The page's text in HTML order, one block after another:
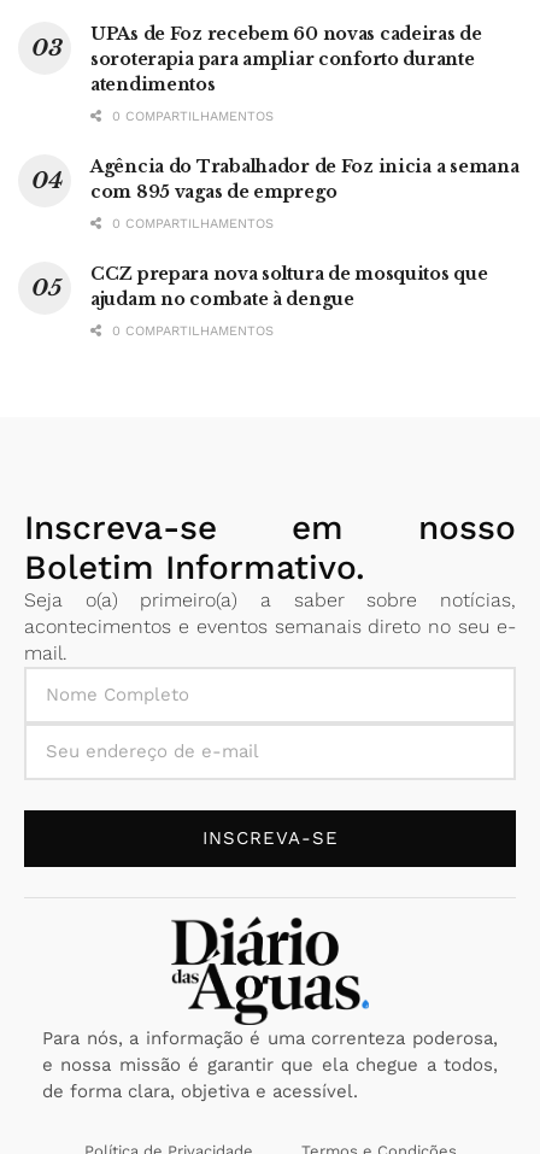
UPAs de Foz recebem 60 novas cadeiras de
soroterapia para ampliar conforto durante
atendimentos
0 COMPARTILHAMENTOS
Agência do Trabalhador de Foz inicia a semana
com 895 vagas de emprego
0 COMPARTILHAMENTOS
CCZ prepara nova soltura de mosquitos que
ajudam no combate à dengue
0 COMPARTILHAMENTOS
Inscreva-se em nosso
Boletim Informativo.
Seja o(a) primeiro(a) a saber sobre notícias,
acontecimentos e eventos semanais direto no seu e-
mail.
INSCREVA-SE
Para nós, a informação é uma correnteza poderosa,
e nossa missão é garantir que ela chegue a todos,
de forma clara, objetiva e acessível.